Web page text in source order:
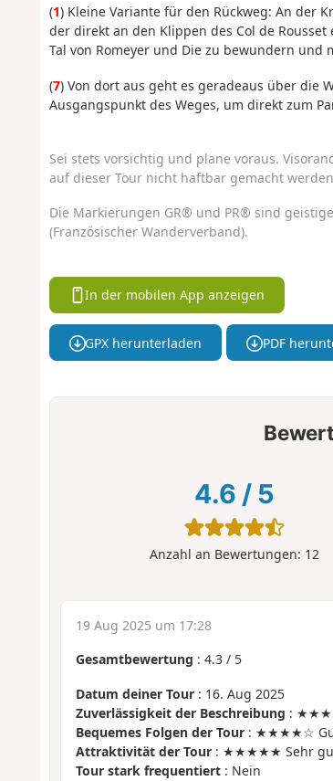
(1) Kleine Variante für den Rückweg: An der
der direkt an den Klippen des Col de
Tal von Romeyer und Die zu bewundern und
(7) Von dort aus geht es geradeaus über die
Ausgangspunkt des Weges, um direkt zum
Sei stets vorsichtig und plane voraus.
auf dieser Tour nicht haftbar gemacht
Die Markierungen GR® und PR® sind
(Französischer Wanderverband).
In der mobilen App anzeigen
GPX herunterladen PDF
4.6 / 5
Anzahl an Bewertungen: 12
19 Aug 2025 um 17:28
Gesamtbewertung : 4.3/ 5
Datum deiner Tour: 16. Aug 2025
Zuverlässigkeit der Beschreibung :
Bequemes Folgen der Tour: ★★★★☆
Attraktivität der Tour: ★★★★★ Sehr
Tour stark frequentiert: Nein